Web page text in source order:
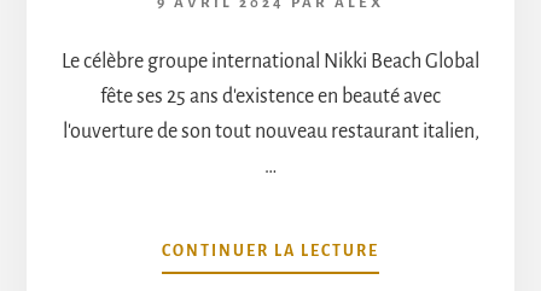
Le célèbre groupe international Nikki Beach Global
fête ses 25 ans d'existence en beauté avec
l'ouverture de son tout nouveau restaurant italien,
…
CONTINUER LA LECTURE
PROPOSLE